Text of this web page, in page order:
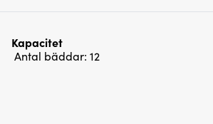
Kapacitet
Antal bäddar: 12